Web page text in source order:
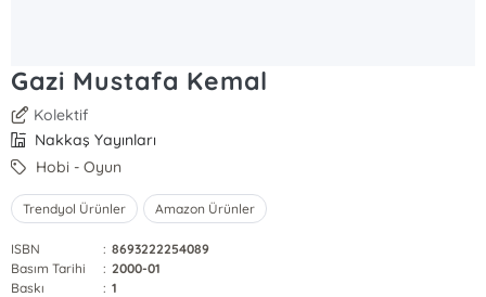
Gazi Mustafa Kemal
Kolektif
Nakkaş Yayınları
Hobi - Oyun
Trendyol Ürünler Amazon Ürünler
ISBN : 8693222254089
Basım Tarihi
: 2000-01
Baskı
: 1